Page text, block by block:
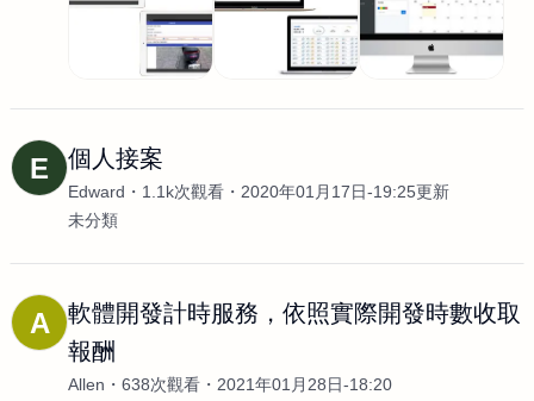
E 個人接案
Edward 1.1k次觀看
2020年01月17日-19:25更新
未分類
A
軟體開發計時服務，依照實際開發時數收取
報酬
Allen 638次觀看 2021年01月28日-18:20